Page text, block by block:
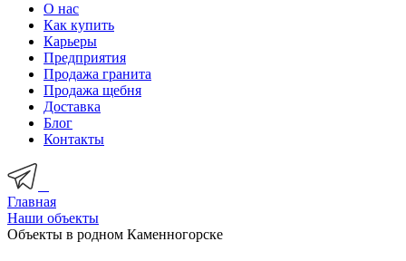
О нас
Как купить
Карьеры
Предприятия
Продажа гранита
Продажа щебня
Доставка
Блог
Контакты
Главная
Наши объекты
Объекты в родном Каменногорске